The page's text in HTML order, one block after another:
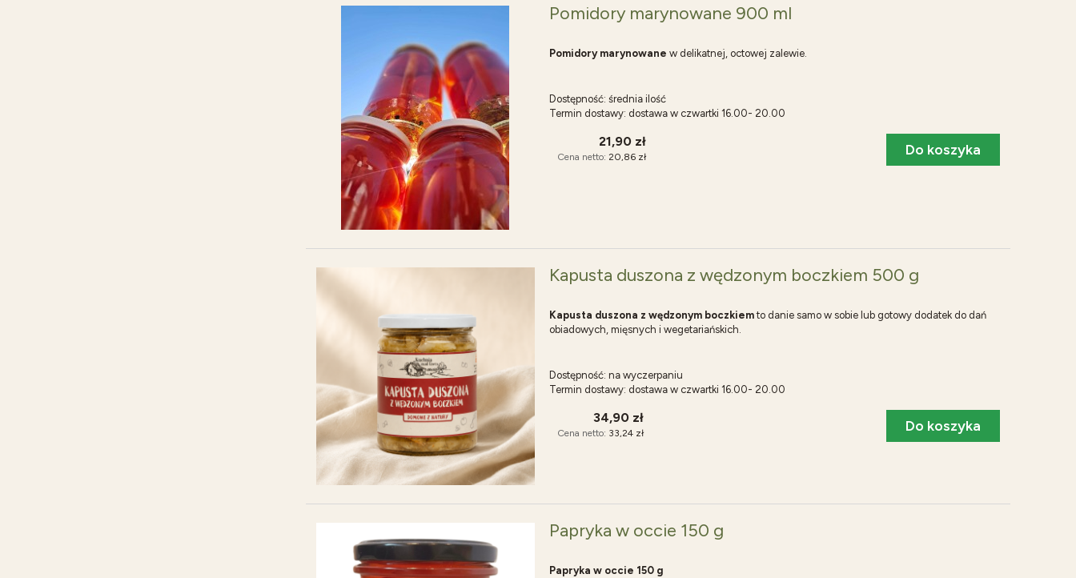
Pomidory marynowane 900 ml
Pomidory marynowane w delikatnej, octowej zalewie.
Dostępność: średnia ilość
Termin dostawy: dostawa w czwartki 16.00- 20.00
21,90 zł
Cena netto: 20,86 zł Do koszyka
Kapusta duszona z wędzonym boczkiem 500 g
Kapusta duszona z wędzonym boczkiemto danie samo w sobie lub gotowy dodatek do dań
obiadowych, mięsnych i wegetariańskich.
Dostępność: na wyczerpaniu
Termin dostawy: dostawa w czwartki 16.00- 20.00
34,90 zł
Cena netto: 33,24 zł Do koszyka
Papryka w occie 150 g
Papryka w occie 150 g